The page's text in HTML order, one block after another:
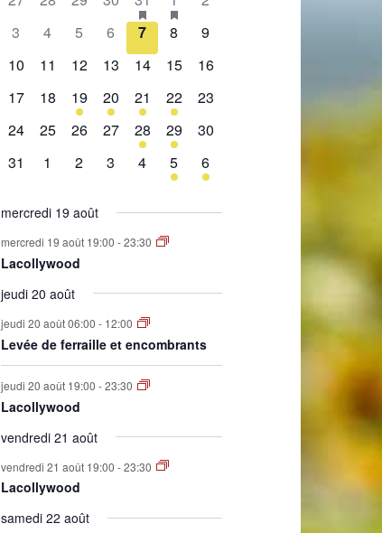
de
Évènements
évènement,évènement,
évènement,évènements,
0
3
0
4
0
évènement,
5
0
évènement,
6
0
évènement,
7
0
8
0
9
0
10
0
11
0
12
0
13
0
14
0
15
0
16
0
évènement,
17
0
évènement,
18
1
évènement,
19
2
évènements,
20
1
évènement,
21
2
évènements,
22
0
23
0
24
0
25
0
évènement,
26
0
évènement,
27
1
évènement,
28
1
évènement,
29
0
30
0
31
0
1
0
2
0
évènement,
3
0
évènement,
4
1
évènement,
5
1
évènement,
6
mercredi 19 août
mercredi 19 août 19:00 -23:30
Lacollywood
jeudi 20 août
jeudi 20 août 06:00 - 12:00
Levée de ferraille et encombrants
jeudi 20 août 19:00 -23:30
Lacollywood
vendredi 21 août
vendredi 21 août 19:00 -23:30
Lacollywood
samedi 22 août